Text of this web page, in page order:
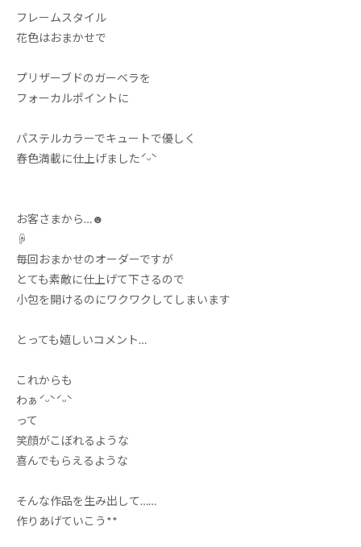
フレームスタイル
花色はおまかせで
プリザーブドのガーベラを
フォーカルポイントに
パステルカラーでキュートで優しく
春色満載に仕上げましたˊᵕˋ
お客さまから…☻
☟
毎回おまかせのオーダーですが
とても素敵に仕上げて下さるので
小包を開けるのにワクワクしてしまいます
とっても嬉しいコメント…
これからも
わぁ ˊᵕˋˊᵕˋ
って
笑顔がこぼれるような
喜んでもらえるような
そんな作品を生み出して……
作りあげていこう**